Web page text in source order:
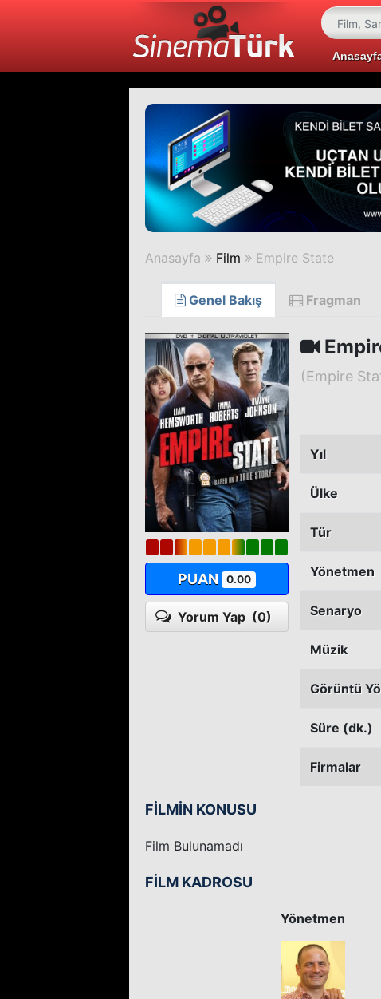
Anasayfa Film Empire State
Genel Bakış Fragman
PUAN 0.00
Yorum Yap (0)
(Empire
Yıl
Ülke
Tür
Yönetmen
Senaryo
Müzik
Görüntü
Süre (dk.)
Firmalar
FİLMİN KONUSU
Film Bulunamadı
FİLM KADROSU
Yönetmen